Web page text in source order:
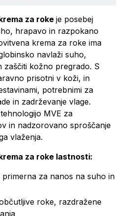
za roke je posebej
hrapavo in razpokano
krema za roke ima
navlaži suho,
kožno pregrado. S
prisotni v koži, in
potrebnimi za
in zadrževanje vlage.
MVE za
in nadzorovano sproščanje
vlaženja.
za roke lastnosti:
za nanos na suho in
roke, razdražene